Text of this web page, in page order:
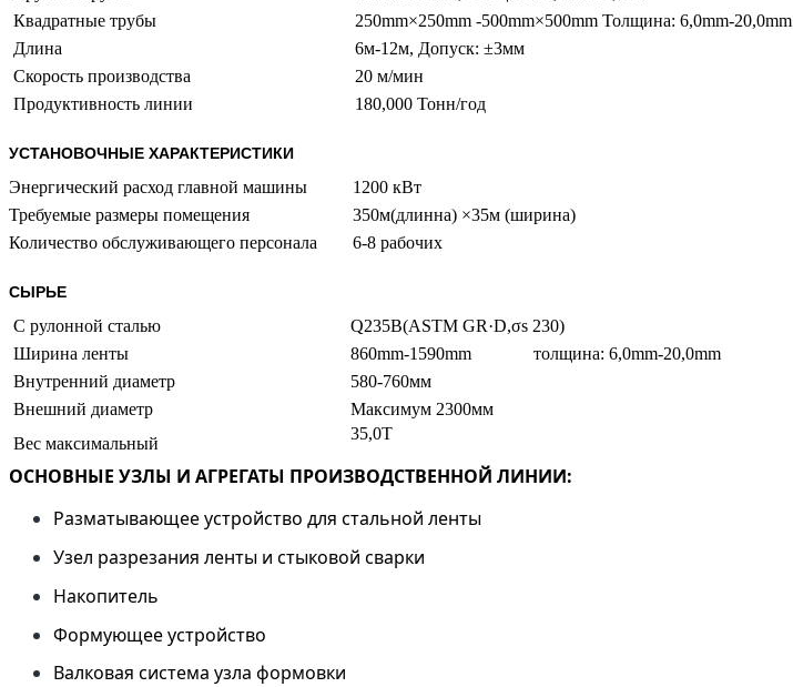
Квадратные трубы
250mm×250mm -500mm×500mm Толщина: 6,0mm-20,0mm
Длина
6м-12м, Допуск: ±3мм
Скорость производства
20 м/мин
Продуктивность линии
180,000 Тонн/год
УСТАНОВОЧНЫЕ ХАРАКТЕРИСТИКИ
Энергический расход главной машины
1200 кВт
Требуемые размеры помещения
350м(длинна) ×35м (ширина)
Количество обслуживающего персонала
6-8 рабочих
СЫРЬЕ
С рулонной сталью
Q235B(ASTM GR·D,σs 230)
Ширина ленты
860mm-1590mm толщина: 6,0mm-20,0mm
Внутренний диаметр
580-760мм
Внешний диаметр
Максимум 2300мм
Вес максимальный
35,0Т
ОСНОВНЫЕ УЗЛЫ И АГРЕГАТЫ ПРОИЗВОДСТВЕННОЙ ЛИНИИ:
Разматывающее устройство для стальной ленты
Узел разрезания ленты и стыковой сварки
Накопитель
Формующее устройство
Валковая система узла формовки